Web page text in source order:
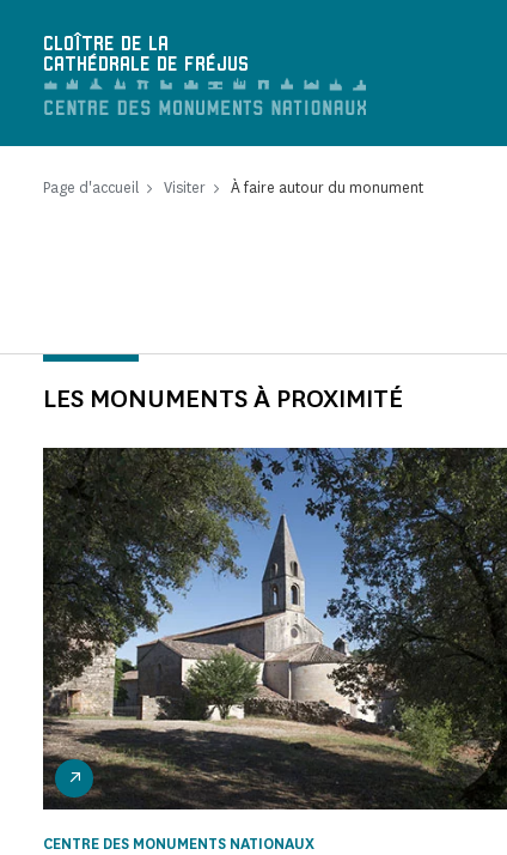
CLOÎTRE DE LA
CATHÉDRALE DE FRÉJUS
Page d'accueil Visiter À faire autour du monument
LES MONUMENTS À PROXIMITÉ
CENTRE DES MONUMENTS NATIONAUX